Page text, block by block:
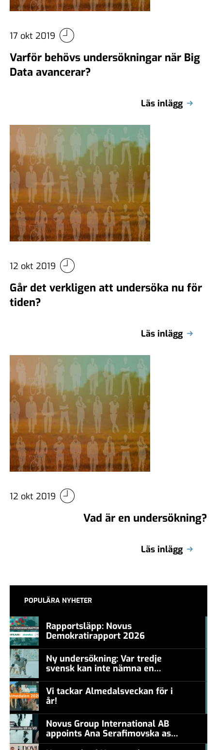
17 okt 2019
Varför behövs undersökningar när Big
Data avancerar?
Läs inlägg
12 okt 2019
Går det verkligen att undersöka nu för
tiden?
Läs inlägg
12 okt 2019
Vad är en undersökning?
Läs inlägg
POPULÄRA NYHETER
Rapportsläpp: Novus
Demokratirapport 2026
Ny undersökning: Var tredje
svensk kan inte nämna en
Vi tackar Almedalsveckan för i
år!
Novus Group International AB
appoints Ana Serafimovska as
new CEO